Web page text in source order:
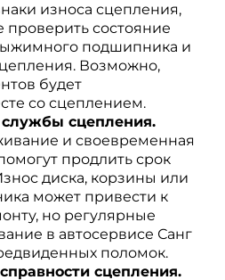
износа сцепления,
проверить состояние
подшипника и
Возможно,
будет
со сцеплением.
сцепления.
и своевременная
продлить срок
диска, корзины или
может привести к
но регулярные
в автосервисе Санг
поломок.
сцепления.